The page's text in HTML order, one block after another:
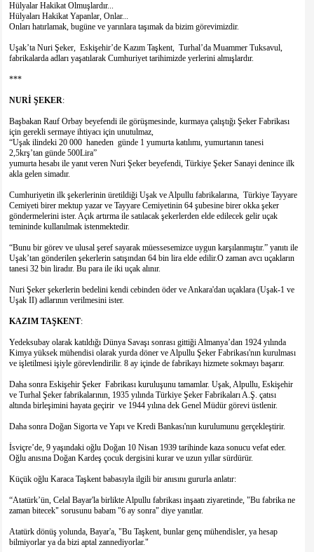
Hülyalar Hakikat Olmuşlardır...
Hülyaları Hakikat Yapanlar, Onlar...
Onları hatırlamak, bugüne ve yarınlara taşımak da bizim görevimizdir.
Uşak’ta Nuri Şeker, Eskişehir’de Kazım Taşkent, Turhal’da Muammer Tuksavul,
fabrikalarda adları yaşatılarak Cumhuriyet tarihimizde yerlerini almışlardır.
***
NURİ ŞEKER:
Başbakan Rauf Orbay beyefendi ile görüşmesinde, kurmaya çalıştığı Şeker Fabrikası
için gerekli sermaye ihtiyacı için unutulmaz,
“Uşak ilindeki 20 000 haneden günde 1 yumurta katılımı, yumurtanın tanesi
2,5krş’tan günde 500Lira”
yumurta hesabı ile yanıt veren Nuri Şeker beyefendi, Türkiye Şeker Sanayi denince ilk
akla gelen simadır.
Cumhuriyetin ilk şekerlerinin üretildiği Uşak ve Alpullu fabrikalarına, Türkiye Tayyare
Cemiyeti birer mektup yazar ve Tayyare Cemiyetinin 64 şubesine birer okka şeker
göndermelerini ister. Açık artırma ile satılacak şekerlerden elde edilecek gelir uçak
temininde kullanılmak istenmektedir.
“Bunu bir görev ve ulusal şeref sayarak müessesemizce uygun karşılanmıştır.” yanıtı ile
Uşak’tan gönderilen şekerlerin satışından 64 bin lira elde edilir.O zaman avcı uçakların
tanesi 32 bin liradır. Bu para ile iki uçak alınır.
Nuri Şeker şekerlerin bedelini kendi cebinden öder ve Ankara'dan uçaklara (Uşak-1 ve
Uşak II) adlarının verilmesini ister.
KAZIM TAŞKENT:
Yedeksubay olarak katıldığı Dünya Savaşı sonrası gittiği Almanya’dan 1924 yılında
Kimya yüksek mühendisi olarak yurda döner ve Alpullu Şeker Fabrikası'nın kurulması
ve işletilmesi işiyle görevlendirilir. 8 ay içinde de fabrikayı hizmete sokmayı başarır.
Daha sonra Eskişehir Şeker Fabrikası kuruluşunu tamamlar. Uşak, Alpullu, Eskişehir
ve Turhal Şeker fabrikalarının, 1935 yılında Türkiye Şeker Fabrikaları A.Ş. çatısı
altında birleşimini hayata geçirir ve 1944 yılına dek Genel Müdür görevi üstlenir.
Daha sonra Doğan Sigorta ve Yapı ve Kredi Bankası'nın kurulumunu gerçekleştirir.
İsviçre’de, 9 yaşındaki oğlu Doğan 10 Nisan 1939 tarihinde kaza sonucu vefat eder.
Oğlu anısına Doğan Kardeş çocuk dergisini kurar ve uzun yıllar sürdürür.
Küçük oğlu Karaca Taşkent babasıyla ilgili bir anısını gururla anlatır:
“Atatürk’ün, Celal Bayar'la birlikte Alpullu fabrikası inşaatı ziyaretinde, "Bu fabrika ne
zaman bitecek" sorusunu babam "6 ay sonra" diye yanıtlar.
Atatürk dönüş yolunda, Bayar'a, "Bu Taşkent, bunlar genç mühendisler, ya hesap
bilmiyorlar ya da bizi aptal zannediyorlar."